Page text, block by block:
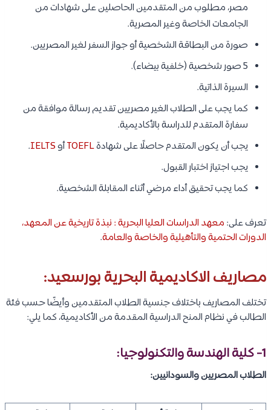
مصر، مطلوب من المتقدمين الحاصلين على شهادات من
الجامعات الخاصة وغير المصرية.
صورة من البطاقة الشخصية أو جواز السفر لغير المصريين.
5 صور شخصية (خلفية بيضاء).
السيرة الذاتية.
كما يجب على الطلاب الغير مصريين تقديم رسالة موافقة من
سفارة المتقدم للدراسة بالأكاديمية.
يجب أن يكون المتقدم حاصلًا على شهادةTOEFLأوIELTS
.
يجب اجتياز اختبار القبول.
كما يجب تحقيق أداء مرضي أثناء المقابلة الشخصية.
تعرف على: معهد الدراسات العليا البحرية : نبذة تاريخية عن المعهد،
الدورات الحتمية والتأهيلية والخاصة والعامة.
مصاريف الاكاديمية البحرية بورسعيد:
تختلف المصاريف باختلاف جنسية الطلاب المتقدمين وأيضًا حسب فئة
الطالب في نظام المنح الدراسية المقدمة من الأكاديمية، كما يلي:
1- كلية الهندسة والتكنولوجيا:
الطلاب المصريين والسودانيين: